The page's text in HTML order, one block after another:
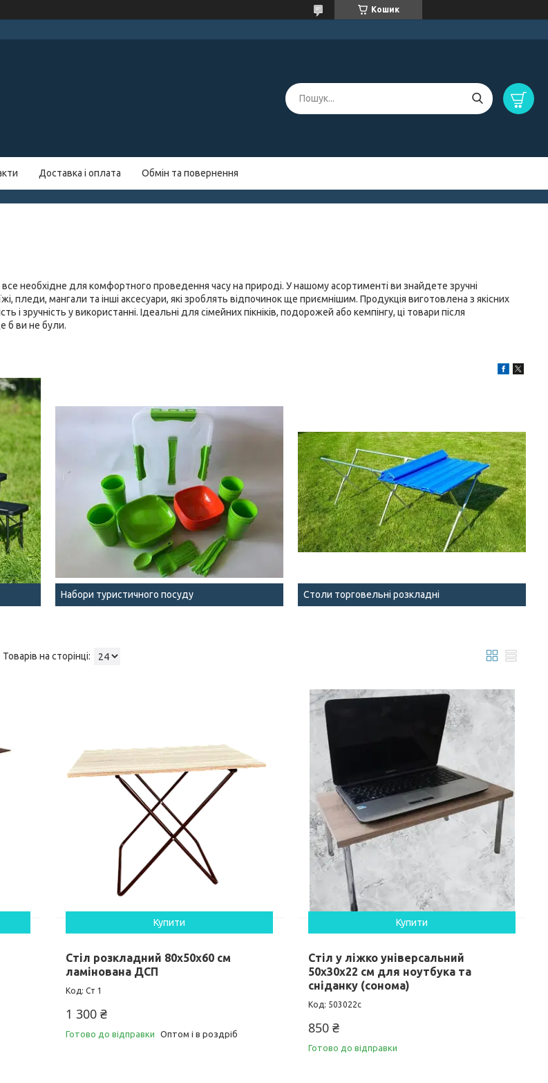
Кошик
Доставка і оплата Обмін та повернення
все необхідне для комфортного проведення часу на природі. У нашому асортименті ви знайдете зручні
пледи, мангали та інші аксесуари, які зроблять відпочинок ще приємнішим. Продукція виготовлена ​​з якісних
і зручність у використанні. Ідеальні для сімейних пікніків, подорожей або кемпінгу, ці товари після
б ви не були.
Набори туристичного посуду Столи торговельні розкладні
Купити
Стіл розкладний 80х50х60 см
ламінована ДСП
Ст 1
1 300 ₴
Готово до відправки Оптом і в роздріб
Купити
Стіл у ліжко універсальний
50х30х22 см для ноутбука та
сніданку (сонома)
503022с
850 ₴
Готово до відправки